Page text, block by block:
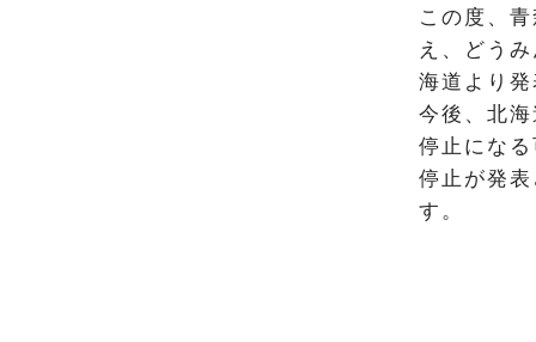
この度、
え、どう
海道より
今後、北
停止にな
停止が発
す。